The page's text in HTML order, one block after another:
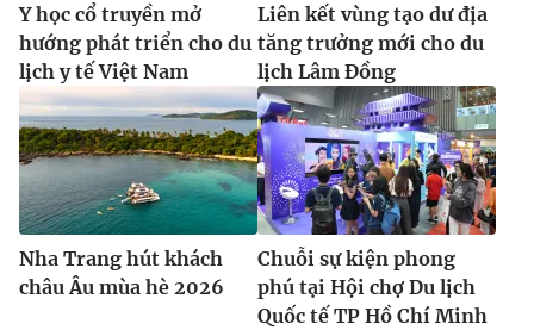
Y học cổ truyền mở
hướng phát triển cho du
lịch y tế Việt Nam
Liên kết vùng tạo dư địa
tăng trưởng mới cho du
lịch Lâm Đồng
Nha Trang hút khách
châu Âu mùa hè 2026
Chuỗi sự kiện phong
phú tại Hội chợ Du lịch
Quốc tế TP Hồ Chí Minh